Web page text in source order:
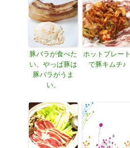
豚バラが食べた
い。やっぱ豚は
豚バラがうま
い。
ホットプレート
で豚キムチ♪